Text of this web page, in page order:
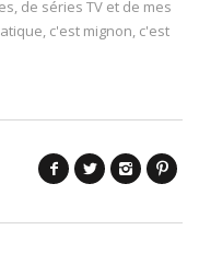
de séries TV et de mes
c'est mignon, c'est